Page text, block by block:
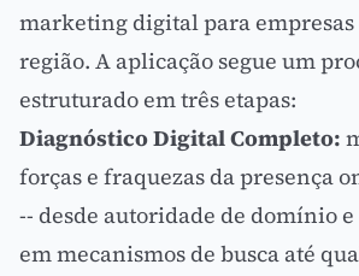
marketing digitalpara
região. A aplicação segue um
estruturado em três etapas:
Diagnóstico Digital Completo:
forças e fraquezas da presença
-- desde autoridade de domínio
em mecanismos de busca até